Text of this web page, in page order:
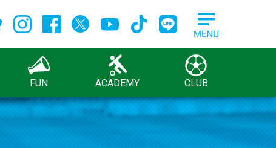
FUN ACADEMY CLUB